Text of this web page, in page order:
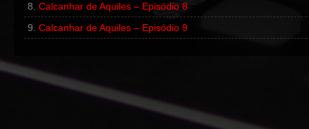
Calcanhar de Aquiles – Episódio 8
Calcanhar de Aquiles – Episódio 9